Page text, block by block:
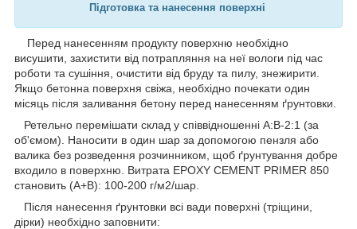
Підготовка та нанесення поверхні
Перед нанесенням продукту поверхню необхідно
висушити, захистити від потрапляння на неї вологи під час
роботи та сушіння, очистити від бруду та пилу, знежирити.
Якщо бетонна поверхня свіжа, необхідно почекати один
місяць після заливання бетону перед нанесенням ґрунтовки.
Ретельно перемішати склад у співвідношенні A:B-2:1 (за
об'ємом). Наносити в один шар за допомогою пензля або
валика без розведення розчинником, щоб ґрунтування добре
входило в поверхню. Витрата EPOXY CEMENT PRIMER 850
становить (A+B): 100-200 г/м2/шар.
Після нанесення ґрунтовки всі вади поверхні (тріщини,
дірки) необхідно заповнити: